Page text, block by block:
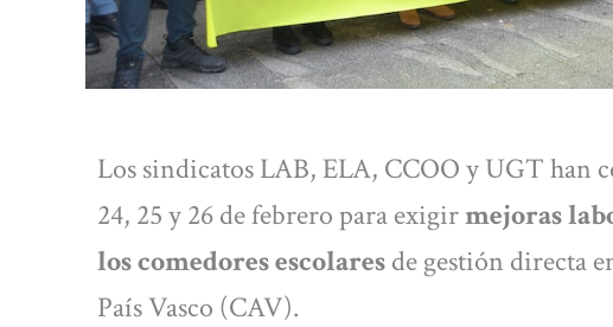
Los sindicatos LAB, ELA, CCOO y UGT han
24, 25 y 26 de febrero para exigirmejoras
los comedores escolaresde gestión directa
País Vasco (CAV).